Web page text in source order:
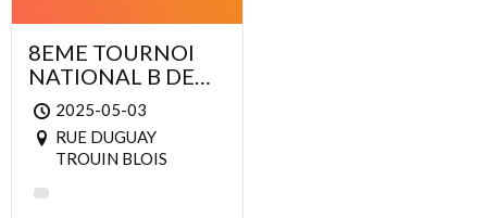
8EME TOURNOI
NATIONAL B DE
TENNIS DE TABLE
DE BLOIS PING 41
03-04 mai 2025
2025-05-03
RUE DUGUAY
TROUIN BLOIS